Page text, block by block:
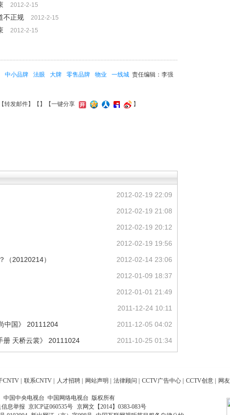
2012-2-15
不正规 2012-2-15
2012-2-15
责任编辑：李强
中小品牌 法眼 大牌 零售品牌 物业
一线城
转发邮件】【 】 【一键分享 】
2012-02-19 22:09
2012-02-19 21:08
2012-02-19 20:12
2012-02-19 19:56
2012-02-14 23:06
（20120214）
2012-01-09 18:37
2012-01-01 21:49
2011-12-24 10:11
2011-12-05 04:02
中国》 20111204
2011-10-25 01:34
册 天桥云裳》 20111024
CNTV 联系CNTV 人才招聘 网站声明 法律顾问 CCTV广告中心 CCTV创意 网
中国中央电视台 中国网络电视台 版权所有
息举报 京ICP证060535号
京网文【2014】0383-083号